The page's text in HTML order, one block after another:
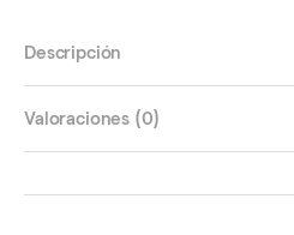
Descripción
Valoraciones (0)